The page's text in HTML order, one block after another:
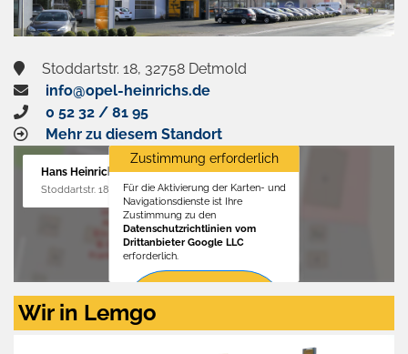
Stoddartstr. 18, 32758 Detmold
info@opel-heinrichs.de
0 52 32 / 81 95
Mehr zu diesem Standort
Hans Heinrichs GmbH
Stoddartstr. 18, 32758 Detmold
Zustimmung erforderlich
Für die Aktivierung der Karten- und
Navigationsdienste ist Ihre
Zustimmung zu den
Datenschutzrichtlinien vom
Drittanbieter Google LLC
erforderlich.
Zustimmen
aktivieren
Wir in Lemgo